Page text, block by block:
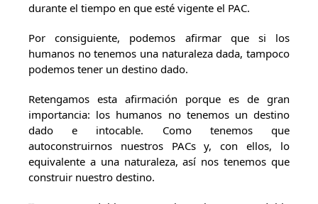
durante el tiempo en que esté vigente el PAC.
Por consiguiente, podemos afirmar que si los
humanos no tenemos una naturaleza dada, tampoco
podemos tener un destino dado.
Retengamos esta afirmación porque es de gran
importancia: los humanos no tenemos un destino
dado e intocable. Como tenemos que
autoconstruirnos nuestros PACs y, con ellos, lo
equivalente a una naturaleza, así nos tenemos que
construir nuestro destino.